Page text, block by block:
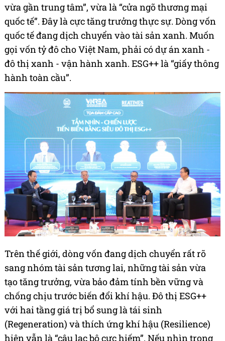
vừa gần trung tâm”, vừa là “cửa ngõ thương mại
quốc tế”. Đây là cực tăng trưởng thực sự. Dòng vốn
quốc tế đang dịch chuyển vào tài sản xanh. Muốn
gọi vốn tỷ đô cho Việt Nam, phải có dự án xanh -
đô thị xanh - vận hành xanh. ESG++ là “giấy thông
hành toàn cầu”.
Trên thế giới, dòng vốn đang dịch chuyển rất rõ
sang nhóm tài sản tương lai, những tài sản vừa
tạo tăng trưởng, vừa bảo đảm tính bền vững và
chống chịu trước biến đổi khí hậu. Đô thị ESG++
với hai tầng giá trị bổ sung là tái sinh
(Regeneration) và thích ứng khí hậu (Resilience)
hiện vẫn là “câu lạc bộ cực hiếm”. Nếu nhìn trong